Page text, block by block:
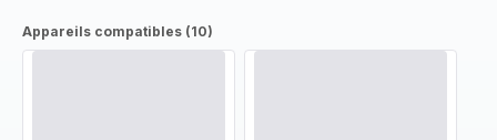
Appareils compatibles (10)